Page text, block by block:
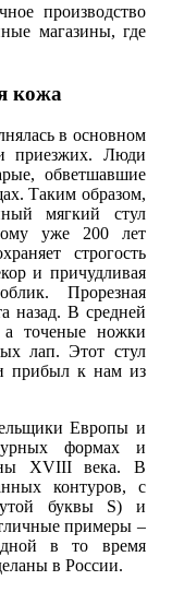
производство
магазины, где
кожа
в основном
приезжих. Люди
обветшавшие
Таким образом,
мягкий стул
уже 200 лет
строгость
и причудливая
Прорезная
назад. В средней
точеные ножки
лап. Этот стул
прибыл к нам из
Европы и
формах и
XVIII века. В
контуров, с
буквы S) и
примеры –
в то время
в России.